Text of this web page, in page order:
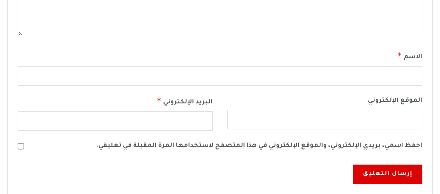
الاسم *
البريد الإلكتروني * الموقع الإلكتروني
احفظ اسمي، بريدي الإلكتروني، والموقع الإلكتروني في هذا المتصفح لاستخدامها المرة المقبلة في تعليقي.